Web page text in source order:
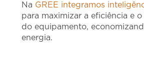
Na GREE integramos
para maximizar a eficiência e
do equipamento,
energia.